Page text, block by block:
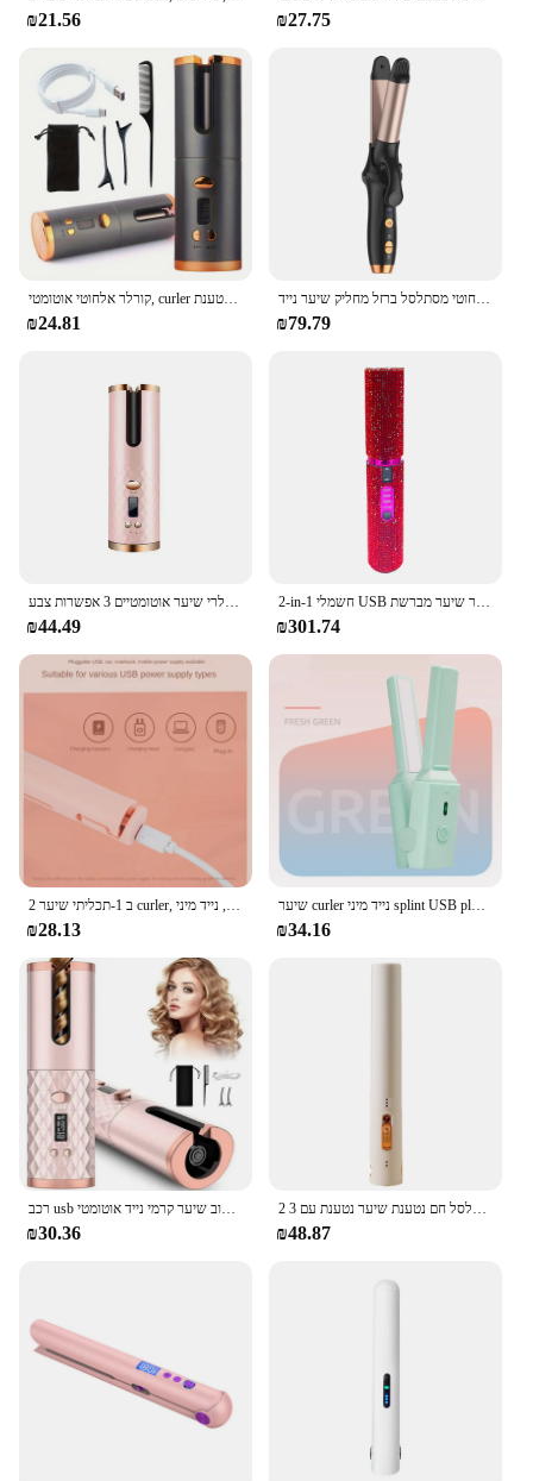
₪21.56 ₪27.75
קורלר אלחוטי אוטומטי, curler נטענת USB נייד, צג lcd טמפרטורה מתכווננת, מתאים לנסיעה
₪24.81
מיני אלחוטי מסתלסל ברזל מחליק שיער נייד usb נטען חימום מהיר מסלסל שיער לנסיעות
₪79.79
קולרי שיער אוטומטיים 3 אפשרות צבע USB טעינה אלחוטי נייד לסובב שיער curler אוטומטי שיער מתגלגל ברזל נגד סקלת
₪44.49
2-in-1 חשמלי USB שיער מחליק אופנה עיצוב יהלומים נסיעות שיער יישור שיער מברשת
₪301.74
2 ב 1-תכליתי שיער curler, מיני שיער מחליק, נסיעות ברזל מסתלסל, נייד מיני Susb שיער ירוק
₪28.13
שיער curler נייד מיני splint USB plug-in 15w כוח נמוך שיער ישר מתולתל מקל מקל מקל כפול לשימוש עיצוב שיער
₪34.16
₪30.36 ₪48.87